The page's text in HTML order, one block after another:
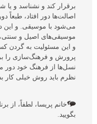
برقرار کند و نشناسد و یا
اصالت‌ها دور افتاد، طبعاً
می‌شود با موسیقی. و
موسیقی‌های اصیل و سنتی،
و این مسئولیت به گردن
پرورش و فرهنگ‌سازی را بر
نسل‌ها از فرهنگ خود
نظرم باید روش خیلی کار
خانم پریسا، لطفاً، از
بگویید.